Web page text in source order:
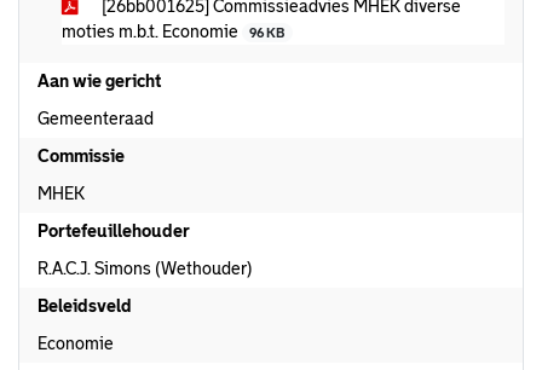
[26bb001625] Commissieadvies MHEK diverse
moties m.b.t. Economie
96 KB
Aan wie gericht
Gemeenteraad
Commissie
MHEK
Portefeuillehouder
R.A.C.J. Simons (Wethouder)
Beleidsveld
Economie